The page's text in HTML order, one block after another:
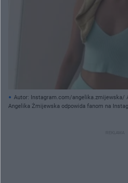
Autor: Instagram.com/angelika.zmijewska/
Angelika Żmijewska odpowida fanom na